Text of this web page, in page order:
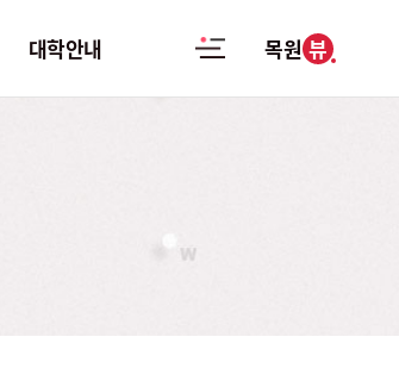
목원 뷰
대학안내